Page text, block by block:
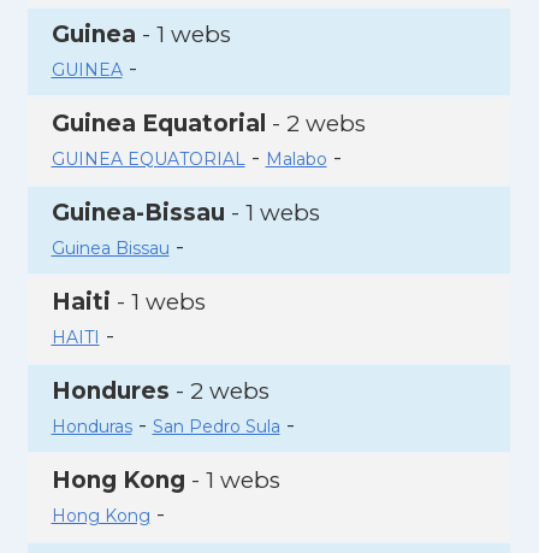
Guinea - 1 webs
GUINEA-
Guinea Equatorial - 2 webs
GUINEA EQUATORIAL- Malabo -
Guinea-Bissau - 1 webs
Guinea Bissau -
Haiti - 1 webs
HAITI -
Hondures - 2 webs
Honduras- San Pedro Sula -
Hong Kong - 1 webs
Hong Kong -